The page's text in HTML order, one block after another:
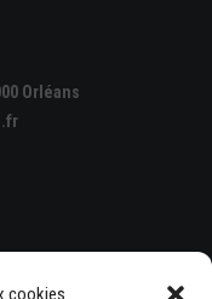
cookies
Orléans